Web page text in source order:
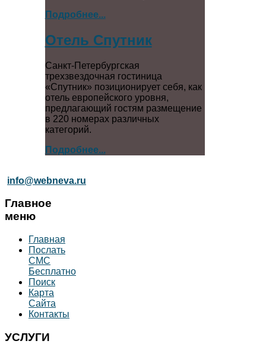
Подробнее...
Отель Спутник
Санкт-Петербургская
трехзвездочная гостиница
«Спутник» позиционирует себя, как
отель европейского уровня,
предлагающий гостям размещение
в 220 номерах различных
категорий.
Подробнее...
info@webneva.ru
Главное
меню
Главная
Послать
СМС
Бесплатно
Поиск
Карта
Сайта
Контакты
УСЛУГИ